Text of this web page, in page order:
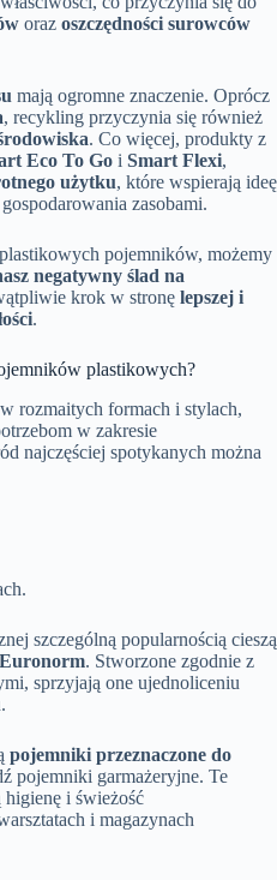
oraz oszczędności surowców
mają ogromne znaczenie. Oprócz
, recykling przyczynia się również
. Co więcej, produkty z
Eco To Go i Smart Flexi,
użytku, które wspierają ideę
zasobami.
pojemników, możemy
negatywny ślad na
krok w stronę lepszej i
.
plastikowych?
rozmaitych formach i stylach,
w zakresie
najczęściej spotykanych można
szczególną popularnością cieszą
Euronorm. Stworzone zgodnie z
sprzyjają one ujednoliceniu
pojemniki przeznaczone do
pojemniki garmażeryjne. Te
i świeżość
i magazynach